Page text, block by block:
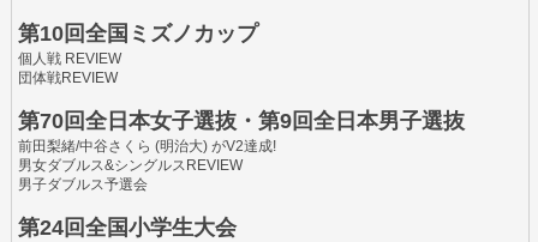
第10回全国ミズノカップ
個人戦 REVIEW
団体戦REVIEW
第70回全日本女子選抜・第9回全日本男子選抜
前田梨緒/中谷さくら (明治大) がV2達成!
男女ダブルス&シングルスREVIEW
男子ダブルス予選会
第24回全国小学生大会